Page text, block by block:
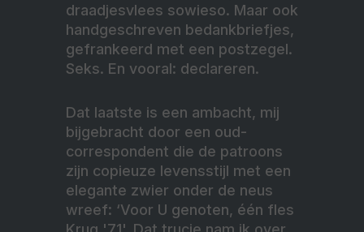
draadjesvlees sowieso. Maar ook
handgeschreven bedankbriefjes,
gefrankeerd met een postzegel.
Seks. En vooral: declareren.
Dat laatste is een ambacht, mij
bijgebracht door een oud-
correspondent die de patroons
zijn copieuze levensstijl met een
elegante zwier onder de neus
wreef: ‘Voor U genoten, één fles